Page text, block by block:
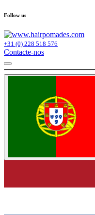
Follow us
+31 (0) 228 518 576
Contacte-nos